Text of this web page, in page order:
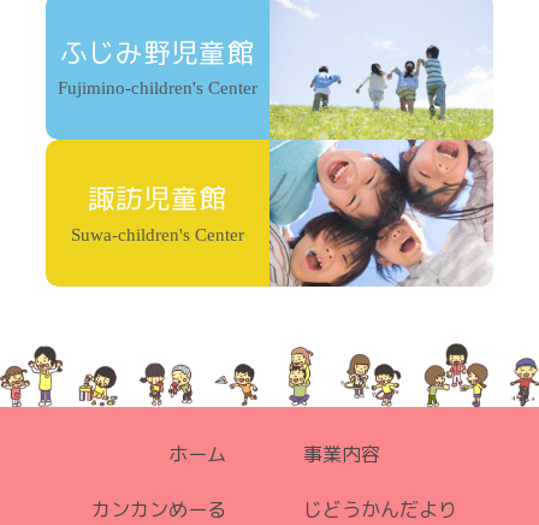
ふじみ野児童館
Fujimino-children's Center
諏訪児童館
Suwa-children's Center
ホーム 事業内容
カンカンめーる じどうかんだより